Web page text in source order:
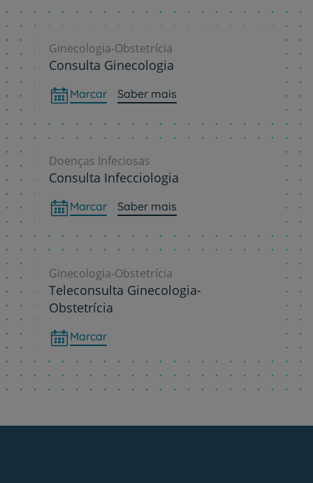
Ginecologia-Obstetrícia
Consulta Ginecologia
Marcar Saber mais
Doenças Infeciosas
Consulta Infecciologia
Marcar Saber mais
Ginecologia-Obstetrícia
Teleconsulta Ginecologia-
Obstetrícia
Marcar